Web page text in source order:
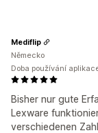
Bisher nur gute
Lexware
verschiedenen
Mediflip
Německo
Doba používání